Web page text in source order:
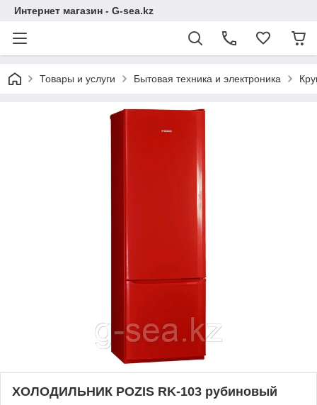
Интернет магазин - G-sea.kz
Товары и услуги Бытовая техника и электроника
ХОЛОДИЛЬНИК POZIS RK-103 рубиновый